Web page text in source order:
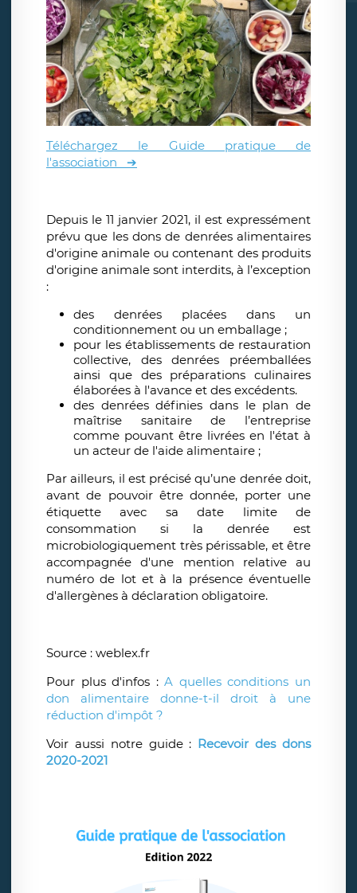
Téléchargez le Guide pratique de
l'association ➔
Depuis le 11 janvier 2021, il est expressément
prévu que les dons de denrées alimentaires
d'origine animale ou contenant des produits
d'origine animale sont interdits, à l’exception
:
des denrées placées dans un
conditionnement ou un emballage ;
pour les établissements de restauration
collective, des denrées préemballées
ainsi que des préparations culinaires
élaborées à l'avance et des excédents.
des denrées définies dans le plan de
maîtrise sanitaire de l’entreprise
comme pouvant être livrées en l'état à
un acteur de l'aide alimentaire ;
Par ailleurs, il est précisé qu’une denrée doit,
avant de pouvoir être donnée, porter une
étiquette avec sa date limite de
consommation si la denrée est
microbiologiquement très périssable, et être
accompagnée d'une mention relative au
numéro de lot et à la présence éventuelle
d'allergènes à déclaration obligatoire.
Source : weblex.fr
Pour plus d'infos :A quelles conditions un
don alimentaire donne-t-il droit à une
réduction d'impôt ?
Voir aussi notre guide : Recevoir des dons
2020-2021